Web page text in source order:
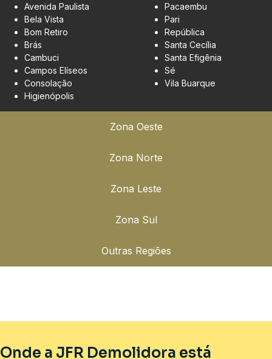
Zona Oeste
Zona Norte
Zona Leste
Zona Sul
Outras Regiões
Avenida Paulista
Bela Vista
Bom Retiro
Brás
Cambuci
Campos Elíseos
Consolação
Higienópolis
Pacaembu
Pari
República
Santa Cecília
Santa Efigênia
Sé
Vila Buarque
Onde a JFR Demolidora está